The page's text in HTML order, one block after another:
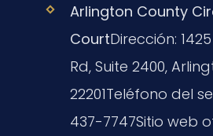
Arlington County
CourtDirección:
Rd, Suite 2400,
22201Teléfono del
437-7747Sitio web